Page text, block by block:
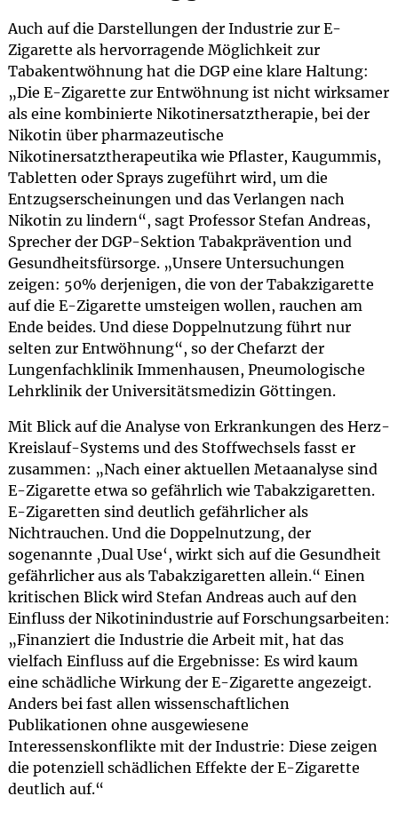
Auch auf die Darstellungen der Industrie zur E-
Zigarette als hervorragende Möglichkeit zur
Tabakentwöhnung hat die DGP eine klare Haltung:
„Die E-Zigarette zur Entwöhnung ist nicht wirksamer
als eine kombinierte Nikotinersatztherapie, bei der
Nikotin über pharmazeutische
Nikotinersatztherapeutika wie Pflaster, Kaugummis,
Tabletten oder Sprays zugeführt wird, um die
Entzugserscheinungen und das Verlangen nach
Nikotin zu lindern“, sagt Professor Stefan Andreas,
Sprecher der DGP-Sektion Tabakprävention und
Gesundheitsfürsorge. „Unsere Untersuchungen
zeigen: 50% derjenigen, die von der Tabakzigarette
auf die E-Zigarette umsteigen wollen, rauchen am
Ende beides. Und diese Doppelnutzung führt nur
selten zur Entwöhnung“, so der Chefarzt der
Lungenfachklinik Immenhausen, Pneumologische
Lehrklinik der Universitätsmedizin Göttingen.
Mit Blick auf die Analyse von Erkrankungen des Herz-
Kreislauf-Systems und des Stoffwechsels fasst er
zusammen: „Nach einer aktuellen Metaanalyse sind
E-Zigarette etwa so gefährlich wie Tabakzigaretten.
E-Zigaretten sind deutlich gefährlicher als
Nichtrauchen. Und die Doppelnutzung, der
sogenannte ‚Dual Use‘, wirkt sich auf die Gesundheit
gefährlicher aus als Tabakzigaretten allein.“ Einen
kritischen Blick wird Stefan Andreas auch auf den
Einfluss der Nikotinindustrie auf Forschungsarbeiten:
„Finanziert die Industrie die Arbeit mit, hat das
vielfach Einfluss auf die Ergebnisse: Es wird kaum
eine schädliche Wirkung der E-Zigarette angezeigt.
Anders bei fast allen wissenschaftlichen
Publikationen ohne ausgewiesene
Interessenskonflikte mit der Industrie: Diese zeigen
die potenziell schädlichen Effekte der E-Zigarette
deutlich auf.“